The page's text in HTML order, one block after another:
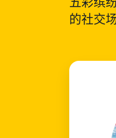
的社交